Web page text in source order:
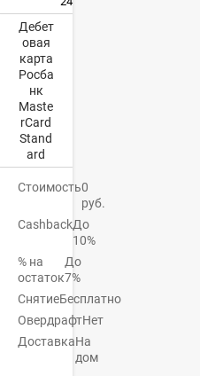
Дебет
овая
карта
Росба
нк
Maste
rCard
Stand
ard
Стоимость0
руб.
CashbackДо
10%
% на
остаток
До
7%
СнятиеБесплатно
ОвердрафтНет
ДоставкаНа
дом